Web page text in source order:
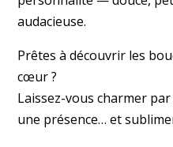
audacieuse.
Prêtes à découvrir les
cœur ?
Laissez-vous charmer
une présence… et